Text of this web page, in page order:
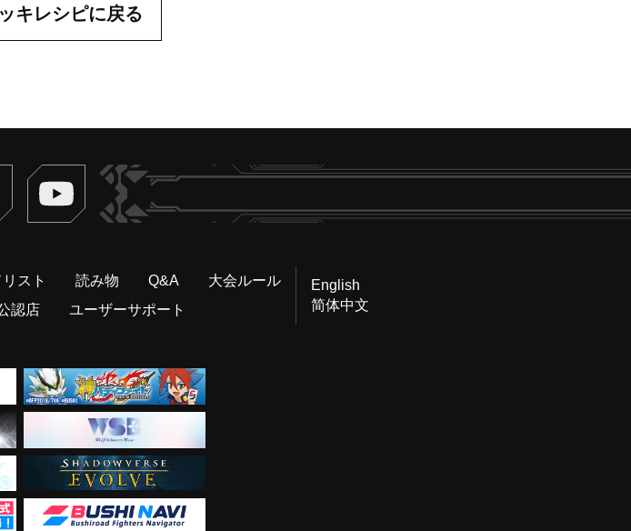
キレシピに戻る
Twitter ヴァンガードch
スト 読み物 Q&A
大会ルール
認店 ユーザーサポート
English
简体中文